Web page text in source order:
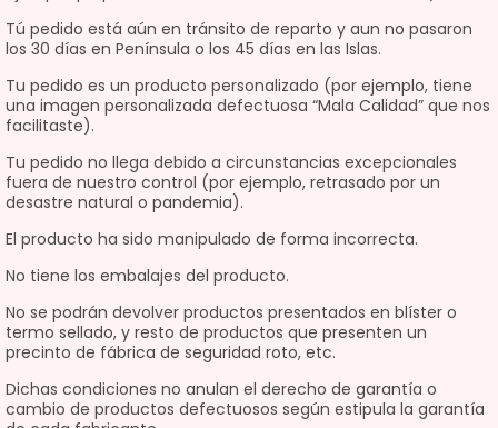
Tú pedido está aún en tránsito de reparto y aun no pasaron
los 30 días en Península o los 45 días en las Islas.
Tu pedido es un producto personalizado (por ejemplo, tiene
una imagen personalizada defectuosa “Mala Calidad” que nos
facilitaste).
Tu pedido no llega debido a circunstancias excepcionales
fuera de nuestro control (por ejemplo, retrasado por un
desastre natural o pandemia).
El producto ha sido manipulado de forma incorrecta.
No tiene los embalajes del producto.
No se podrán devolver productos presentados en blíster o
termo sellado, y resto de productos que presenten un
precinto de fábrica de seguridad roto, etc.
Dichas condiciones no anulan el derecho de garantía o
cambio de productos defectuosos según estipula la garantía